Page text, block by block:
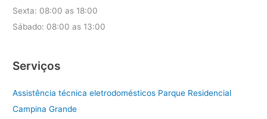
Sexta: 08:00 as 18:00
Sábado: 08:00 as 13:00
Serviços
Assistência técnica eletrodomésticos Parque Residencial
Campina Grande